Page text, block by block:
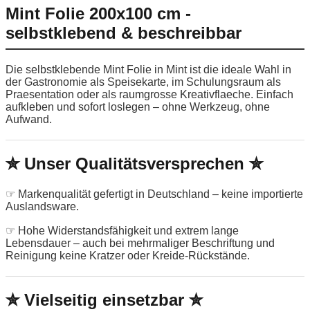
Mint Folie 200x100 cm -
selbstklebend & beschreibbar
Die selbstklebende Mint Folie in Mint ist die ideale Wahl in
der Gastronomie als Speisekarte, im Schulungsraum als
Praesentation oder als raumgrosse Kreativflaeche. Einfach
aufkleben und sofort loslegen – ohne Werkzeug, ohne
Aufwand.
✮ Unser Qualitätsversprechen ✮
☞ Markenqualität gefertigt in Deutschland – keine importierte
Auslandsware.
☞ Hohe Widerstandsfähigkeit und extrem lange
Lebensdauer – auch bei mehrmaliger Beschriftung und
Reinigung keine Kratzer oder Kreide-Rückstände.
✮ Vielseitig einsetzbar ✮